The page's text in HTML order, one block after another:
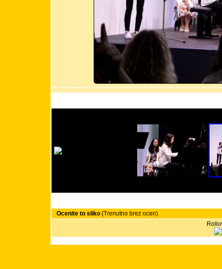
Ocenite to sliko(Trenutno brez ocen)